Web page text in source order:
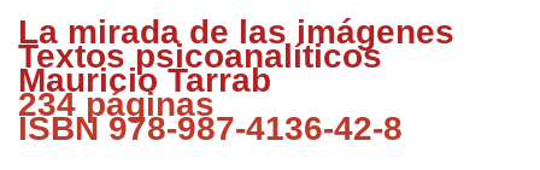
La mirada de las imágenes
Textos psicoanalíticos
Mauricio Tarrab
234 páginas
ISBN 978-987-4136-42-8